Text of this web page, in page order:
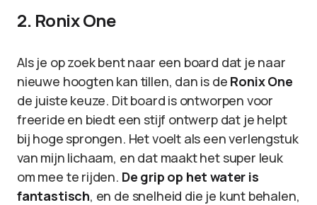
2. Ronix One
Als je op zoek bent naar een board dat je naar
nieuwe hoogten kan tillen, dan is de Ronix One
de juiste keuze. Dit board is ontworpen voor
freeride en biedt een stijf ontwerp dat je helpt
bij hoge sprongen. Het voelt als een verlengstuk
van mijn lichaam, en dat maakt het super leuk
om mee te rijden. De grip op het water is
fantastisch, en de snelheid die je kunt behalen,